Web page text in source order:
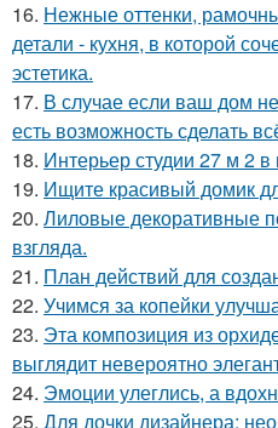
16. Нежные оттенки,
детали - кухня, в которой
эстетика.
17. В случае если ваш дом
есть возможность сделать
18. Интерьер студии 27 м 2
19. Ищите красивый домик
20. Лиловые декоративные
взгляда.
21. План действий для
22. Учимся за копейки
23. Эта композиция из
выглядит невероятно
24. Эмоции улеглись, а
25. Для дочки дизайнера: